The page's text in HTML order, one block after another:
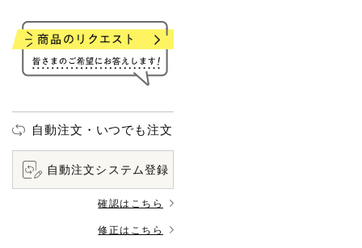
自動注文・いつでも注文
自動注文システム登録
確認はこちら
修正はこちら